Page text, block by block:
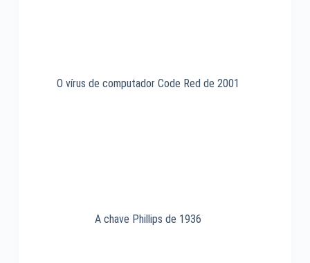
O vírus de computador Code Red de 2001
A chave Phillips de 1936